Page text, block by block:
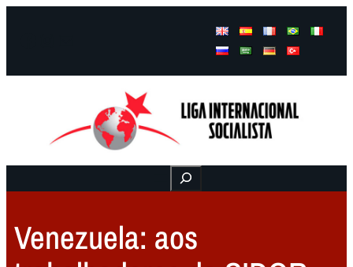
Buscar
Venezuela: aos